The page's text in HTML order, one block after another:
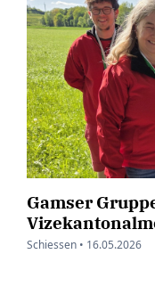
Gamser
Schiessen • 16.05.2026